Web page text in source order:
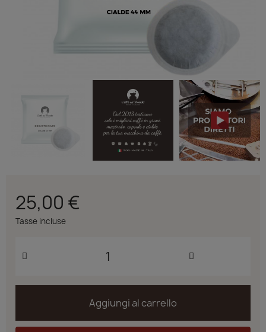
25,00 €
Tasse incluse
Aggiungi al carrello